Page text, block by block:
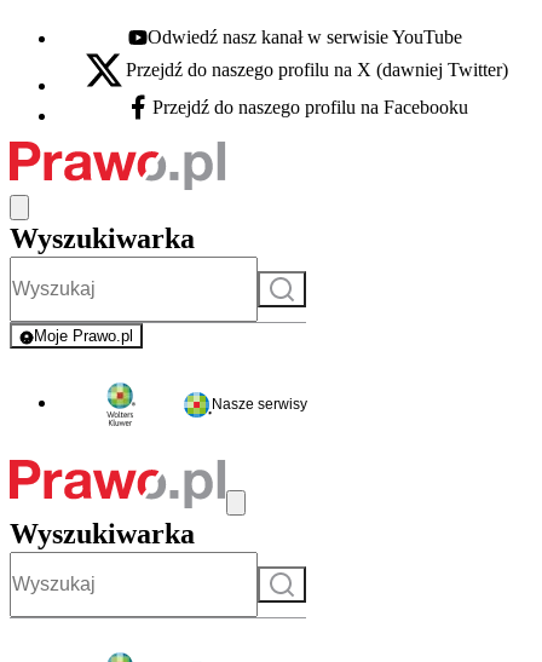
Youtube - otwiera się w nowej karcie
Odwiedź nasz kanał w serwisie YouTube
X - otwiera się w nowej karcie
Przejdź do naszego profilu na X (dawniej Twitter)
Facebook - otwiera się w nowej karcie
Przejdź do naszego profilu na Facebooku
Wyszukiwarka
Szukaj
Moje Prawo.pl
- rejestracja i logowanie do serwisu
Nasze serwisy
Wyszukiwarka
Szukaj